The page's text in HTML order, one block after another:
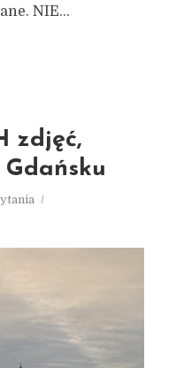
NIE...
zdjęć,